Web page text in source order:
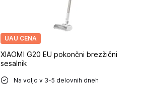
UAU CENA
XIAOMI G20 EU pokončni brezžični
sesalnik
Na voljo v 3-5 delovnih dneh